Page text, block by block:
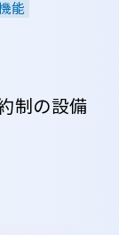
能
制の設備